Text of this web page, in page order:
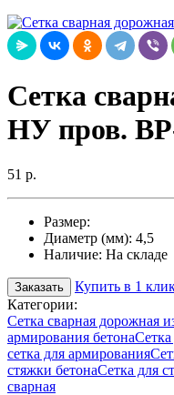
Cетка
НУ пров.
51 р.
Размер:
Диаметр (мм): 4,5
Наличие: На складе
Заказать
Купить в 1
Категории:
Сетка сварная дорожная
армирования бетона
сетка для армирования
стяжки бетонаСетка для
сварная